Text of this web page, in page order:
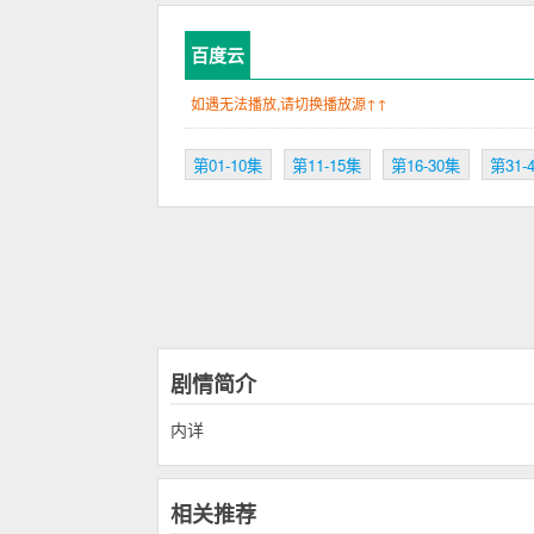
百度云
如遇无法播放,请切换播放源↑↑
第01-10集 第11-15集 第16-30集 第31-
剧情简介
内详
相关推荐